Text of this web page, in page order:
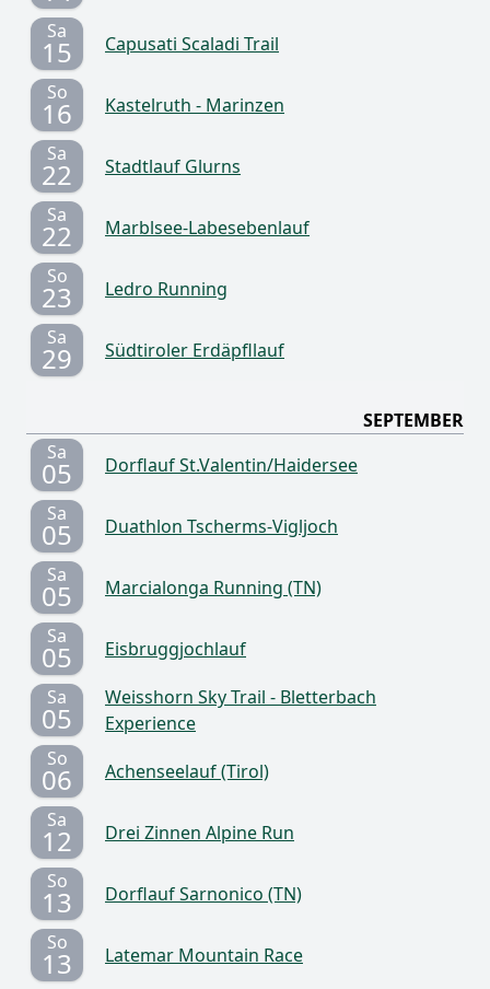
Sa
15
Capusati Scaladi Trail
So
16
Kastelruth - Marinzen
Sa
22
Stadtlauf Glurns
Sa
22
Marblsee-Labesebenlauf
So
23
Ledro Running
Sa
29 Südtiroler Erdäpfllauf
SEPTEMBER
Sa
05
Dorflauf St.Valentin/Haidersee
Sa
05
Duathlon Tscherms-Vigljoch
Sa
05
Marcialonga Running (TN)
Sa
05
Eisbruggjochlauf
Sa
05
Weisshorn Sky Trail - Bletterbach
Experience
So
06
Achenseelauf (Tirol)
Sa
12
Drei Zinnen Alpine Run
So
13
Dorflauf Sarnonico (TN)
So
13
Latemar Mountain Race